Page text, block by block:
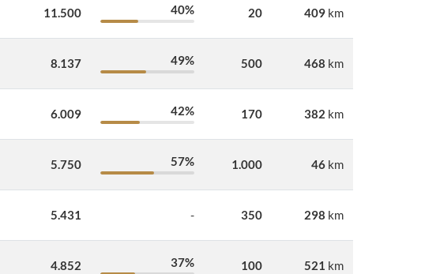
11.500 40% 20 409 km
8.137 49% 500 468 km
6.009 42% 170 382 km
5.750 57% 1.000 46 km
5.431 - 350 298 km
4.852 37% 100 521 km